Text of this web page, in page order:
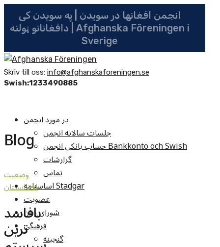
انجمن افغانها در سویدن | په سویدن کی
دافغانانو ټولنه | Afghanska Föreningen i
Sverige
Skriv till oss: info@afghanskaforeningen.se
Swish:1233490885
در مورد انجمن
جلسات سالانه انجمن
حساب بانکی انجمن Bankkonto och Swish
گزارشات
تماس
اساسنامه Stadgar
عضویت
شوراي زنان
فرهنگي
گنجينه
Blog
وضعيت
افغانستان
بافاسد
ترين